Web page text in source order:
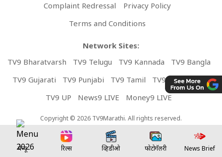
Complaint Redressal
Privacy Policy
Terms and Conditions
Network Sites:
TV9 Bharatvarsh
TV9 Telugu TV9 Kannada
TV9 Bangla
TV9 Gujarati
TV9 Punjabi TV9 Tamil
TV9 Malayalam
TV9 UP
News9 LIVE Money9 LIVE
Copyright © 2026 TV9Marathi. All rights reserved.
मेन्यू रिल्स व्हिडीओ फोटोगॅलरी News Brief